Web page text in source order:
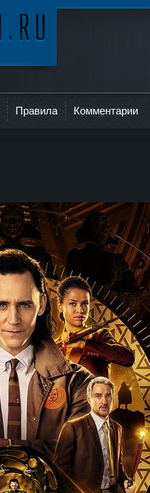
Правила Комментарии